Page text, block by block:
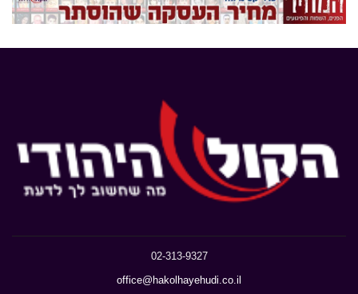
02-313-9327
office@hakolhayehudi.co.il